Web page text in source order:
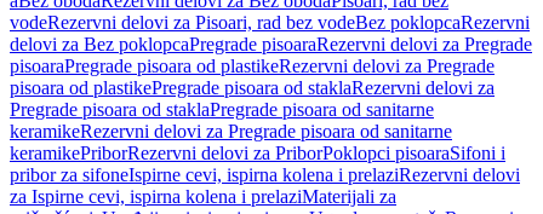
vodeRezervni delovi za Pisoari, rad bez vodeBez poklopcaRezervni
delovi za Bez poklopcaPregrade pisoaraRezervni delovi za Pregrade
pisoaraPregrade pisoara od plastikeRezervni delovi za Pregrade
pisoara od plastikePregrade pisoara od staklaRezervni delovi za
Pregrade pisoara od staklaPregrade pisoara od sanitarne
keramikeRezervni delovi za Pregrade pisoara od sanitarne
keramikePriborRezervni delovi za PriborPoklopci pisoaraSifoni i
pribor za sifoneIspirne cevi, ispirna kolena i prelaziRezervni delovi
za Ispirne cevi, ispirna kolena i prelaziMaterijali za